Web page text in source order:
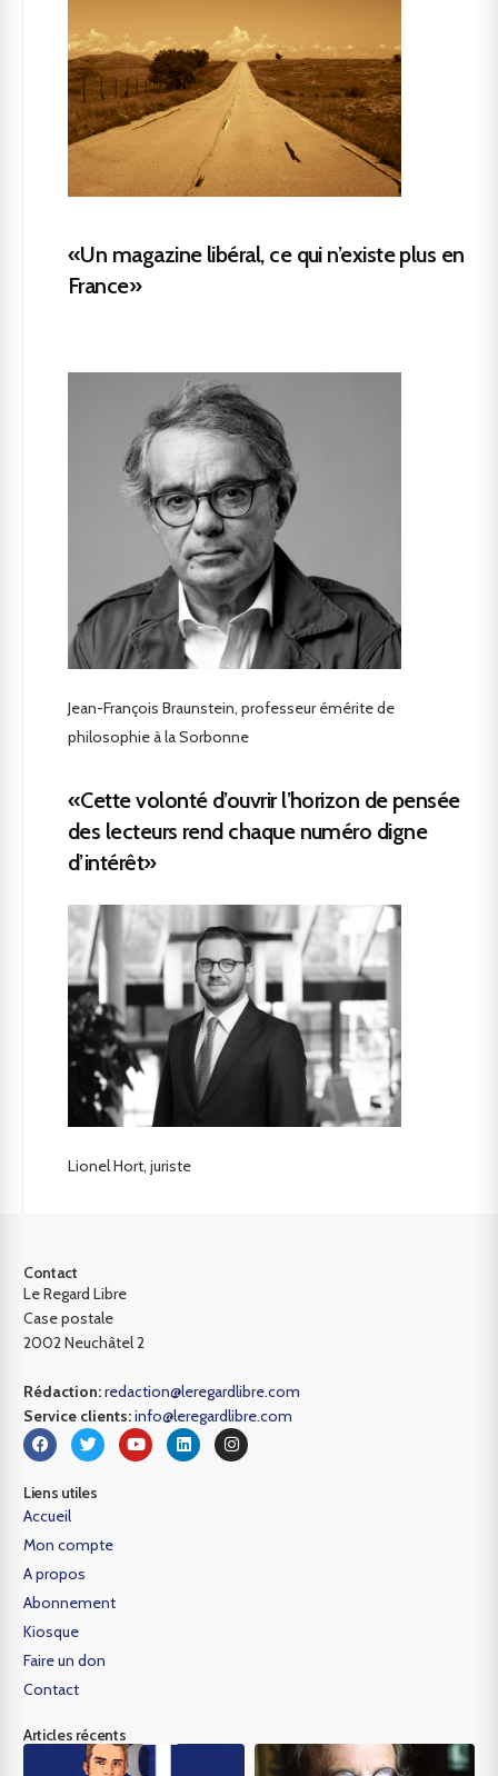
«Un magazine libéral, ce qui n’existe plus en
France»
Jean-François Braunstein, professeur émérite de
philosophie à la Sorbonne
«Cette volonté d’ouvrir l’horizon de pensée
des lecteurs rend chaque numéro digne
d’intérêt»
Lionel Hort, juriste
Contact
Le Regard Libre
Case postale
2002 Neuchâtel 2
Rédaction:redaction@leregardlibre.com
Service clients:info@leregardlibre.com
Liens utiles
Accueil
Mon compte
A propos
Abonnement
Kiosque
Faire un don
Contact
Articles récents